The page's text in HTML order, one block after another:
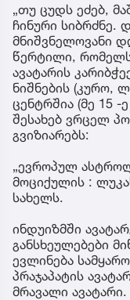
„თუ ცუდს ეძებ,
ჩინური სიბრძნე.
მნიშვნელოვანი
წერტილი,
ავატარის
ნიშნების (კურო,
ცენტრშია (მე 15 -
შესახებ ვრცელ
გვიზიარებს:
„ევროპულ
მოციქულის :
სახელს.
ინდუიზმში
განსხეულებები
ევლინება
პრაჯაპატის
მრავალი ავატარი.